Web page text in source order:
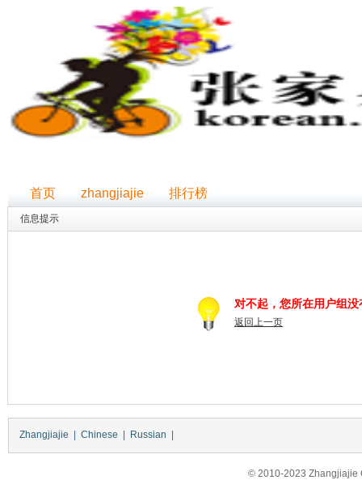
首页 zhangjiajie 排行榜
信息提示
对不起，您所在用户组
返回上一页
Zhangjiajie Chinese Russian
© 2010-2023 Zhangjiajie